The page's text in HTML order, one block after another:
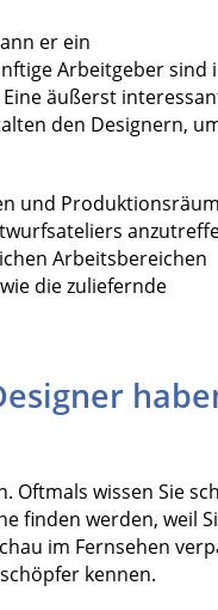
er ein
Arbeitgeber sind
äußerst
den Designern,
und
Arbeitsbereichen
die zuliefernde
Oftmals wissen Sie
finden werden, weil
im Fernsehen
kennen.
Geld verdienen: